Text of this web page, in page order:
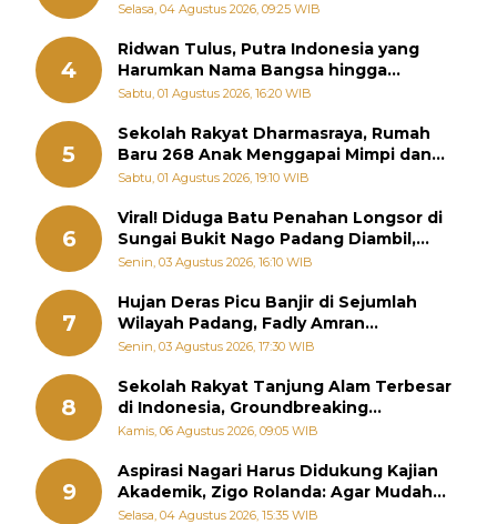
Selasa, 04 Agustus 2026, 09:25 WIB
4
Ridwan Tulus, Putra Indonesia yang
Harumkan Nama Bangsa hingga
Diabadikan dalam Buku Jepang
Sabtu, 01 Agustus 2026, 16:20 WIB
5
Sekolah Rakyat Dharmasraya, Rumah
Baru 268 Anak Menggapai Mimpi dan
Memutus Rantai Kemiskinan
Sabtu, 01 Agustus 2026, 19:10 WIB
6
Viral! Diduga Batu Penahan Longsor di
Sungai Bukit Nago Padang Diambil,
Warga Khawatir Bencana Terulang
Senin, 03 Agustus 2026, 16:10 WIB
7
Hujan Deras Picu Banjir di Sejumlah
Wilayah Padang, Fadly Amran
Perintahkan OPD Siaga
Senin, 03 Agustus 2026, 17:30 WIB
8
Sekolah Rakyat Tanjung Alam Terbesar
di Indonesia, Groundbreaking
September
Kamis, 06 Agustus 2026, 09:05 WIB
9
Aspirasi Nagari Harus Didukung Kajian
Akademik, Zigo Rolanda: Agar Mudah
Diperjuangkan di Kementerian
Selasa, 04 Agustus 2026, 15:35 WIB